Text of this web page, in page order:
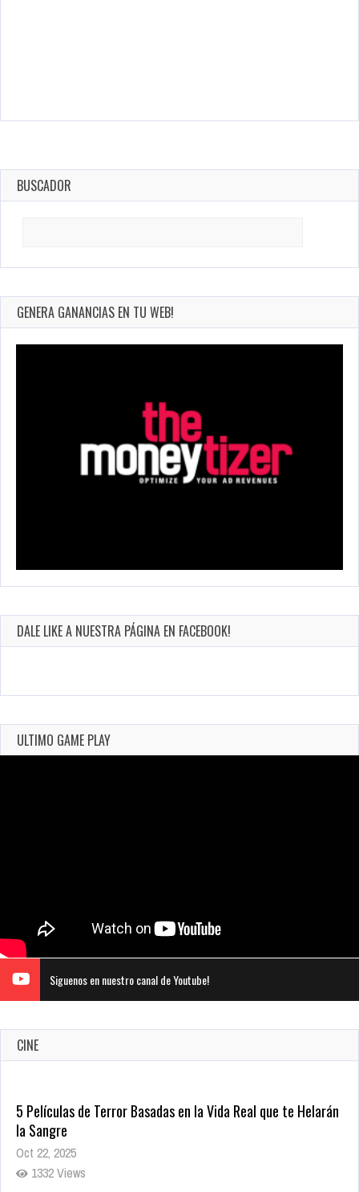
BUSCADOR
GENERA GANANCIAS EN TU WEB!
DALE LIKE A NUESTRA PÁGINA EN FACEBOOK!
ULTIMO GAME PLAY
Siguenos en nuestro canal de Youtube!
CINE
5 Películas de Terror Basadas en la Vida Real que te Helarán
la Sangre
Oct 22, 2025
1332 Views